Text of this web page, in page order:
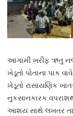
આગામી ખરીફ ઋતુ
ખેડૂતો પોતાના પાક
ખેડૂતો રાસાયણિક
નુકસાનકારક
આશય સાથે લખતર